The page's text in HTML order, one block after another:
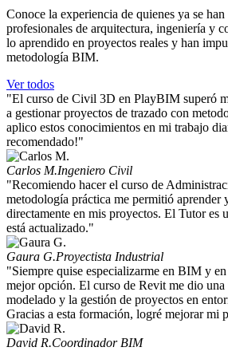
Conoce la experiencia de quienes ya se
profesionales de arquitectura, ingeniería y
lo aprendido en proyectos reales y han
metodología BIM.
Ver todos
"El curso de Civil 3D en PlayBIM superó
a gestionar proyectos de trazado con
aplico estos conocimientos en mi trabajo
recomendado!"
Carlos M.Ingeniero Civil
"Recomiendo hacer el curso de
metodología práctica me permitió aprender
directamente en mis proyectos. El Tutor es
está actualizado."
Gaura G.Proyectista Industrial
"Siempre quise especializarme en BIM y
mejor opción. El curso de Revit me dio
modelado y la gestión de proyectos en
Gracias a esta formación, logré mejorar mi
David R.Coordinador BIM